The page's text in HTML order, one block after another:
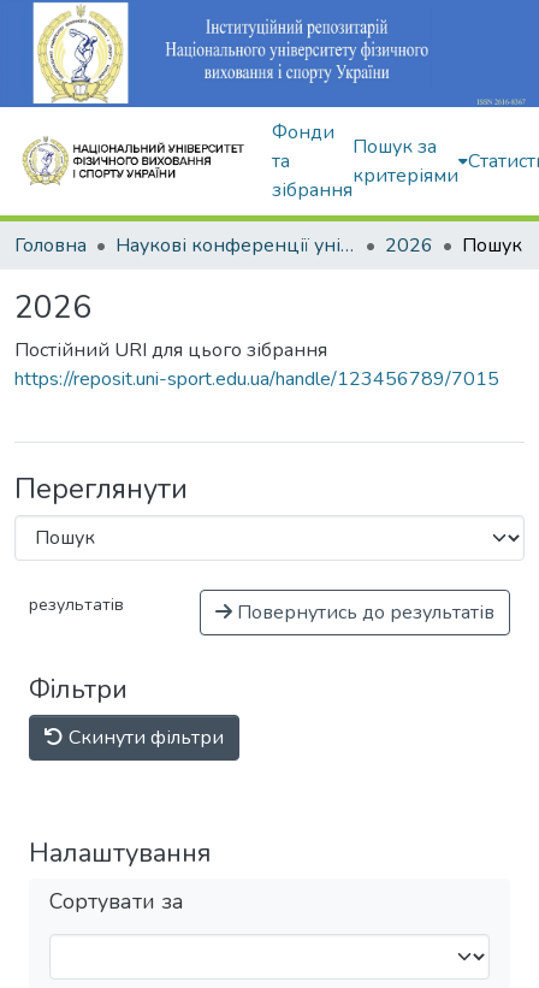
Фонди
та
зібрання
Пошук за
критеріями
Головна Наукові конференції університету 2026 Пошук
2026
Постійний URI для цього зібрання
https://reposit.uni-sport.edu.ua/handle/123456789/7015
Переглянути
результатів Повернутись до результатів
Фільтри
Скинути фільтри
Налаштування
Сортувати за